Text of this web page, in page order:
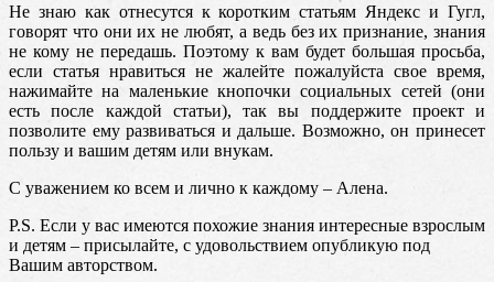
Не знаю как отнесутся к коротким статьям Яндекс и Гугл,
говорят что они их не любят, а ведь без их признание, знания
не кому не передашь. Поэтому к вам будет большая просьба,
если статья нравиться не жалейте пожалуйста свое время,
нажимайте на маленькие кнопочки социальных сетей (они
есть после каждой статьи), так вы поддержите проект и
позволите ему развиваться и дальше. Возможно, он принесет
пользу и вашим детям или внукам.
С уважением ко всем и лично к каждому – Алена.
P.S. Если у вас имеются похожие знания интересные взрослым
и детям – присылайте, с удовольствием опубликую под
Вашим авторством.